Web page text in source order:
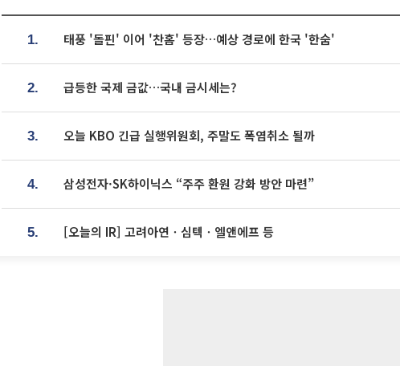
1. 태풍 '돌핀' 이어 '찬홈' 등장…예상 경로에 한국 '한숨'
2. 급등한 국제 금값…국내 금시세는?
3. 오늘 KBO 긴급 실행위원회, 주말도 폭염취소 될까
4. 삼성전자·SK하이닉스 “주주 환원 강화 방안 마련”
5. [오늘의 IR] 고려아연ㆍ심텍ㆍ엘앤에프 등